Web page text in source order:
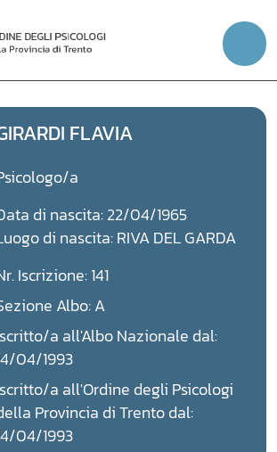
FLAVIA
a
di nascita: 22/04/1965
di nascita: RIVA DEL GARDA
Iscrizione: 141
Albo: A
a all'Albo Nazionale dal:
04/1993
a all'Ordine degli Psicologi
Provincia di Trento dal:
04/1993